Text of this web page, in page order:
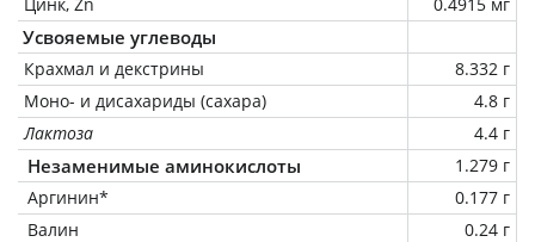
Усвояемые углеводы
Крахмал и декстрины
8.332 г
Моно- и дисахариды (сахара)
4.8 г
Лактоза
4.4 г
Незаменимые аминокислоты
1.279 г
Аргинин*
0.177 г
Валин
0.24 г